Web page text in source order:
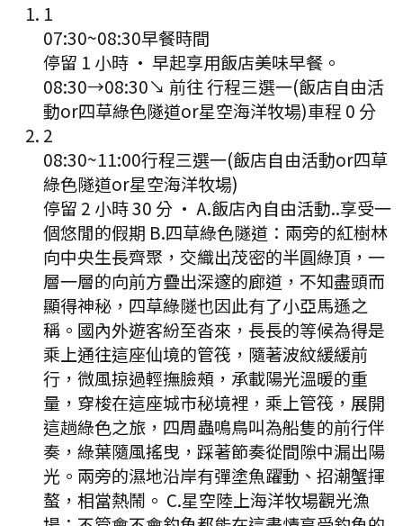
1
07:30~08:30早餐時間
停留 1 小時 · 早起享用飯店美味早餐。
08:30→08:30↘ 前往行程三選一(飯店自由活
動or四草綠色隧道or星空海洋牧場)車程 0 分
2
08:30~11:00行程三選一(飯店自由活動or四草
綠色隧道or星空海洋牧場)
停留 2 小時 30 分 · A.飯店內自由活動..享受一
個悠閒的假期 B.四草綠色隧道：兩旁的紅樹林
向中央生長齊聚，交織出茂密的半圓綠頂，一
層一層的向前方疊出深邃的廊道，不知盡頭而
顯得神秘，四草綠隧也因此有了小亞馬遜之
稱。國內外遊客紛至沓來，長長的等候為得是
乘上通往這座仙境的管筏，隨著波紋緩緩前
行，微風掠過輕撫臉頰，承載陽光溫暖的重
量，穿梭在這座城市秘境裡，乘上管筏，展開
這趟綠色之旅，四周蟲鳴鳥叫為船隻的前行伴
奏，綠葉隨風搖曳，踩著節奏從間隙中漏出陽
光。兩旁的濕地沿岸有彈塗魚躍動、招潮蟹揮
螯，相當熱鬧。 C.星空陸上海洋牧場觀光漁